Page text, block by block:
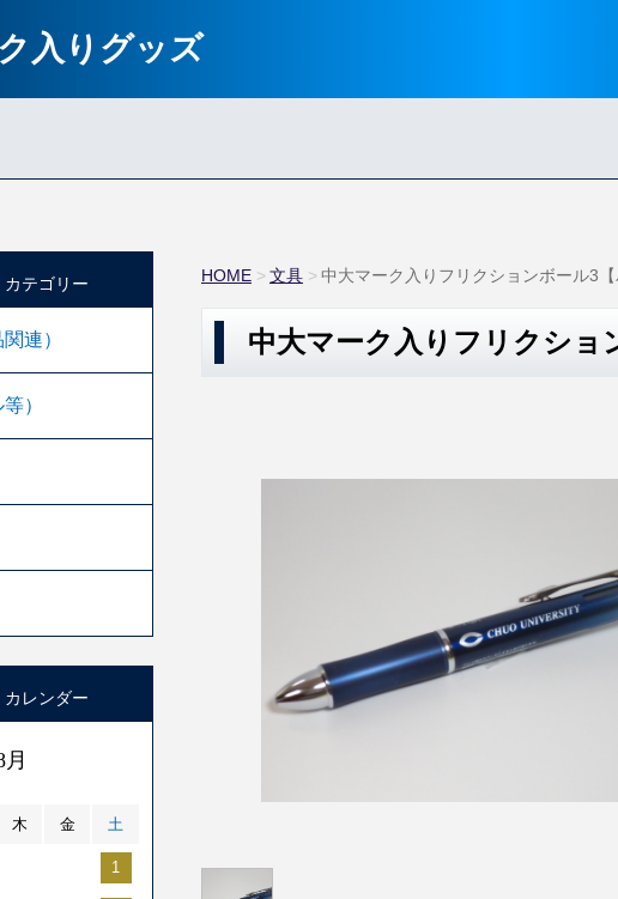
入りグッズ
HOME 文具 中大マーク入りフリクションボール3【
中大マーク入りフリクショ
カテゴリー
連）
）
カレンダー
木 金 土
1